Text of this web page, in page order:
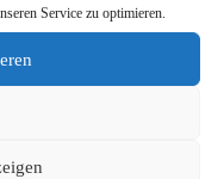
Service zu optimieren.